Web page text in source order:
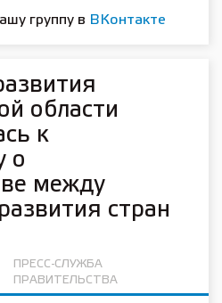
группу в ВКонтакте
области
к
о
между
стран
ПРЕСС-СЛУЖБА
ПРАВИТЕЛЬСТВА